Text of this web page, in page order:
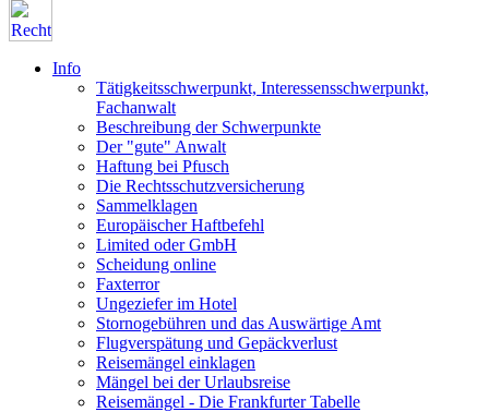
Info
Tätigkeitsschwerpunkt, Interessensschwerpunkt,
Fachanwalt
Beschreibung der Schwerpunkte
Der "gute" Anwalt
Haftung bei Pfusch
Die Rechtsschutzversicherung
Sammelklagen
Europäischer Haftbefehl
Limited oder GmbH
Scheidung online
Faxterror
Ungeziefer im Hotel
Stornogebühren und das Auswärtige Amt
Flugverspätung und Gepäckverlust
Reisemängel einklagen
Mängel bei der Urlaubsreise
Reisemängel - Die Frankfurter Tabelle